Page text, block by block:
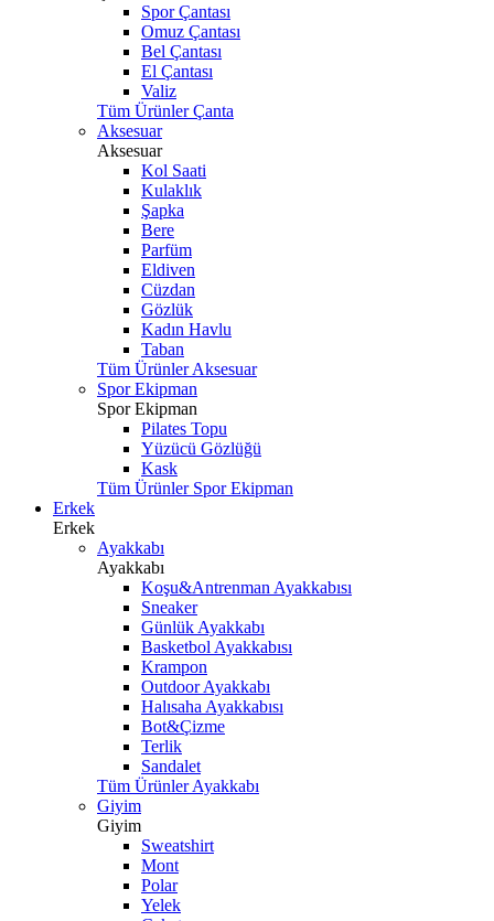
Spor Çantası
Omuz Çantası
Bel Çantası
El Çantası
Valiz
Tüm Ürünler Çanta
Aksesuar
Aksesuar
Kol Saati
Kulaklık
Şapka
Bere
Parfüm
Eldiven
Cüzdan
Gözlük
Kadın Havlu
Taban
Tüm Ürünler Aksesuar
Spor Ekipman
Spor Ekipman
Pilates Topu
Yüzücü Gözlüğü
Kask
Tüm Ürünler Spor Ekipman
Erkek
Erkek
Ayakkabı
Ayakkabı
Koşu&Antrenman Ayakkabısı
Sneaker
Günlük Ayakkabı
Basketbol Ayakkabısı
Krampon
Outdoor Ayakkabı
Halısaha Ayakkabısı
Bot&Çizme
Terlik
Sandalet
Tüm Ürünler Ayakkabı
Giyim
Giyim
Sweatshirt
Mont
Polar
Yelek